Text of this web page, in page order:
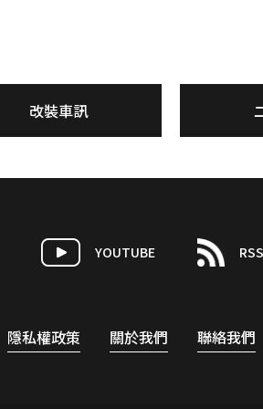
改裝車訊
YOUTUBE RSS
隱私權政策 關於我們 聯絡我們